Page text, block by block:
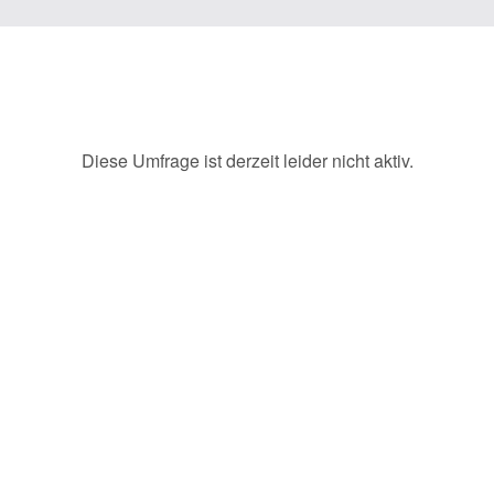
Diese Umfrage ist derzeit leider nicht aktiv.